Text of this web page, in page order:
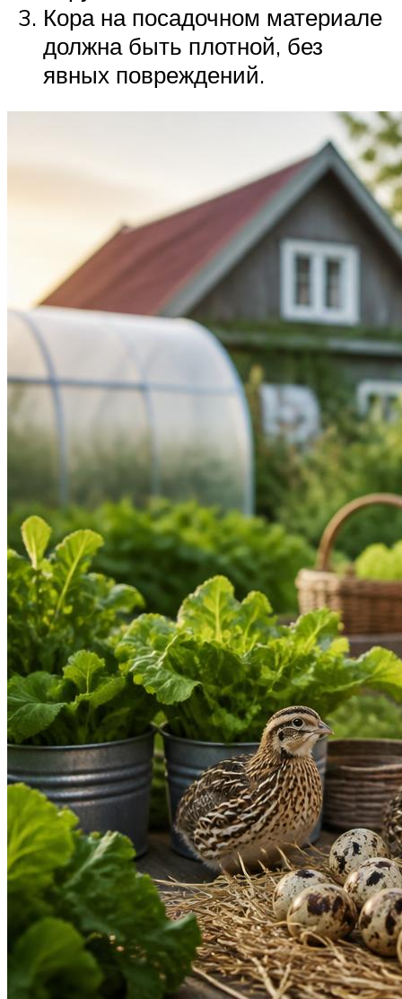
Кора на посадочном материале
должна быть плотной, без
явных повреждений.